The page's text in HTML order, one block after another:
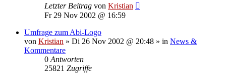
Letzter Beitrag von Kristian
Fr 29 Nov 2002 @ 16:59
Umfrage zum Abi-Logo
von Kristian » Di 26 Nov 2002 @ 20:48 » in News &
Kommentare
0 Antworten
25821 Zugriffe